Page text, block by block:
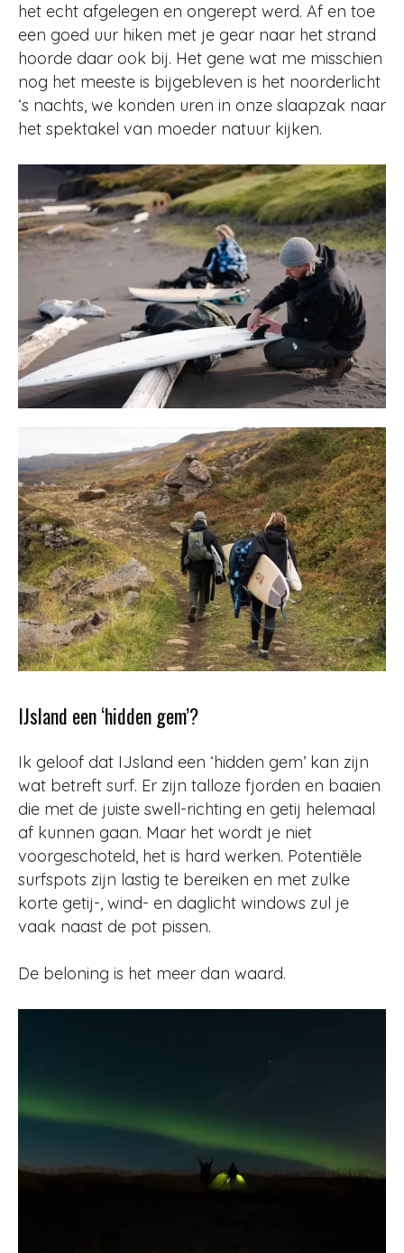
het echt afgelegen en ongerept werd. Af en toe
een goed uur hiken met je gear naar het strand
hoorde daar ook bij. Het gene wat me misschien
nog het meeste is bijgebleven is het noorderlicht
‘s nachts, we konden uren in onze slaapzak naar
het spektakel van moeder natuur kijken.
IJsland een ‘hidden gem’?
Ik geloof dat IJsland een ‘hidden gem’ kan zijn
wat betreft surf. Er zijn talloze fjorden en baaien
die met de juiste swell-richting en getij helemaal
af kunnen gaan. Maar het wordt je niet
voorgeschoteld, het is hard werken. Potentiële
surfspots zijn lastig te bereiken en met zulke
korte getij-, wind- en daglicht windows zul je
vaak naast de pot pissen.
De beloning is het meer dan waard.